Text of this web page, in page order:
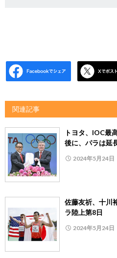
関連記事
トヨタ、IOC最
後に、パラは延
2024年5月24日
佐藤友祈、十川
ラ陸上第8日
2024年5月24日